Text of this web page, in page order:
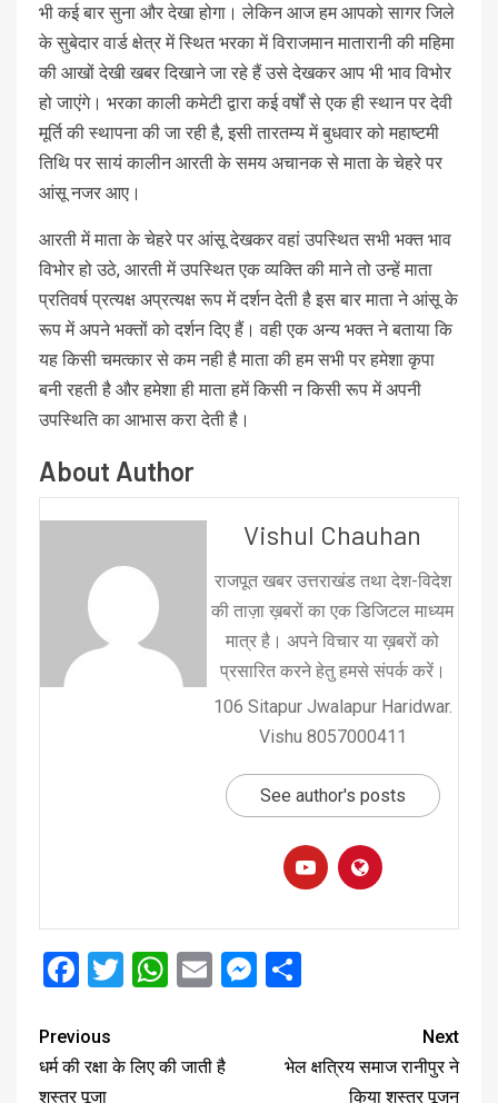
भी कई बार सुना और देखा होगा। लेकिन आज हम आपको सागर जिले
के सुबेदार वार्ड क्षेत्र में स्थित भरका में विराजमान मातारानी की महिमा
की आखों देखी खबर दिखाने जा रहे हैं उसे देखकर आप भी भाव विभोर
हो जाएंगे। भरका काली कमेटी द्वारा कई वर्षों से एक ही स्थान पर देवी
मूर्ति की स्थापना की जा रही है, इसी तारतम्य में बुधवार को महाष्टमी
तिथि पर सायं कालीन आरती के समय अचानक से माता के चेहरे पर
आंसू नजर आए।
आरती में माता के चेहरे पर आंसू देखकर वहां उपस्थित सभी भक्त भाव
विभोर हो उठे, आरती में उपस्थित एक व्यक्ति की माने तो उन्हें माता
प्रतिवर्ष प्रत्यक्ष अप्रत्यक्ष रूप में दर्शन देती है इस बार माता ने आंसू के
रूप में अपने भक्तों को दर्शन दिए हैं। वही एक अन्य भक्त ने बताया कि
यह किसी चमत्कार से कम नही है माता की हम सभी पर हमेशा कृपा
बनी रहती है और हमेशा ही माता हमें किसी न किसी रूप में अपनी
उपस्थिति का आभास करा देती है।
About Author
Vishul Chauhan
राजपूत खबर उत्तराखंड तथा देश-विदेश
की ताज़ा ख़बरों का एक डिजिटल माध्यम
मात्र है। अपने विचार या ख़बरों को
प्रसारित करने हेतु हमसे संपर्क करें।
106 Sitapur Jwalapur Haridwar.
Vishu 8057000411
See author's posts
Facebook
Twitter
WhatsApp
EmailMessenger
Previous
धर्म की रक्षा के लिए की जाती है
शस्त्र पूजा
Next
भेल क्षत्रिय समाज रानीपुर ने
किया शस्त्र पूजन